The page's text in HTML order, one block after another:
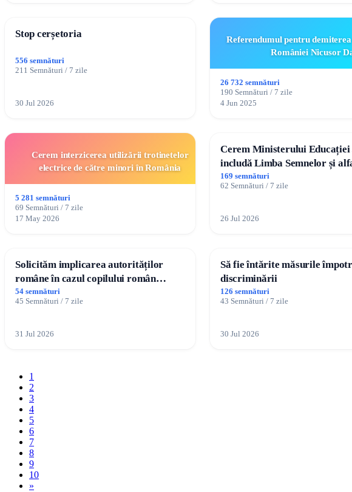
Stop cerșetoria
556 semnături
211 Semnături / 7 zile
30 Jul 2026
Referendumul pentru demiterea
României Nicusor
26 732 semnături
190 Semnături / 7 zile
4 Jun 2025
Cerem interzicerea utilizării trotinetelor
electrice de către minori în România
5 281 semnături
69 Semnături / 7 zile
17 May 2026
Cerem Ministerului Educației
includă Limba Semnelor și
Braille în școlile din Republica
Moldova!
169 semnături
62 Semnături / 7 zile
26 Jul 2026
Solicităm implicarea autorităților
române în cazul copilului român
Wiliam Kristian Gheorghe, aflat în
plasament în Danemarca de 12 ani
54 semnături
45 Semnături / 7 zile
31 Jul 2026
Să fie întărite măsurile
discriminării
126 semnături
43 Semnături / 7 zile
30 Jul 2026
1
2
3
4
5
6
7
8
9
10
»